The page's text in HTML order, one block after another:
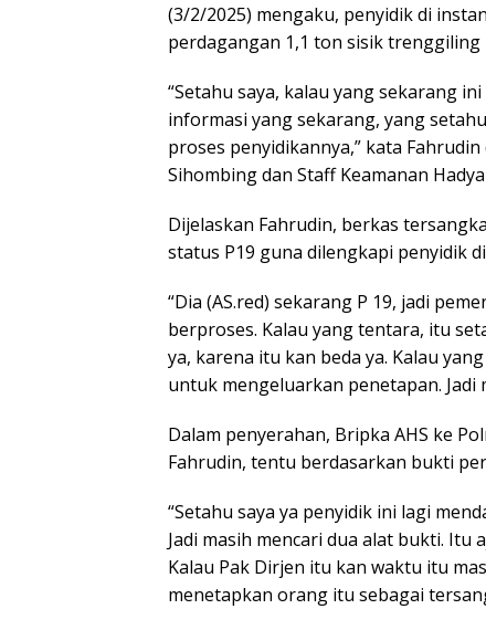
(3/2/2025) mengaku, penyidik di
perdagangan 1,1 ton sisik trenggiling
“Setahu saya, kalau yang sekarang
informasi yang sekarang, yang
proses penyidikannya,” kata
Sihombing dan Staff Keamanan
Dijelaskan Fahrudin, berkas
status P19 guna dilengkapi penyidik
“Dia (AS.red) sekarang P 19, jadi
berproses. Kalau yang tentara, itu
ya, karena itu kan beda ya. Kalau
untuk mengeluarkan penetapan. Jadi
Dalam penyerahan, Bripka AHS ke
Fahrudin, tentu berdasarkan bukti
“Setahu saya ya penyidik ini lagi
Jadi masih mencari dua alat bukti. Itu
Kalau Pak Dirjen itu kan waktu itu
menetapkan orang itu sebagai